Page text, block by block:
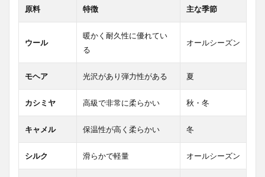
原料 特徴 主な季節
ウール
暖かく耐久性に優れてい
る
オールシーズン
モヘア 光沢があり弾力性がある 夏
カシミヤ 高級で非常に柔らかい 秋・冬
キャメル 保温性が高く柔らかい 冬
シルク 滑らかで軽量 オールシーズン